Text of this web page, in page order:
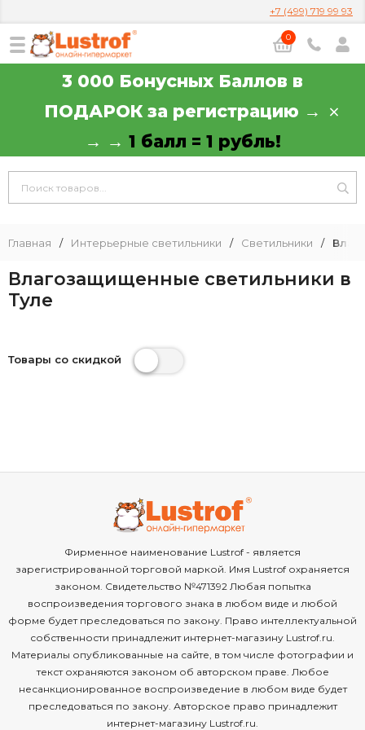
+7 (499) 719 99 93
0
3 000 Бонусных Баллов в
ПОДАРОК за регистрацию →
→ → 1 балл = 1 рубль!
Главная / Интерьерные светильники / Светильники /
Влагозащищенные светильники в
Туле
Товары со скидкой
Фирменное наименование Lustrof - является
зарегистрированной торговой маркой. Имя Lustrof охраняется
законом. Свидетельство №471392 Любая попытка
воспроизведения торгового знака в любом виде и любой
форме будет преследоваться по закону. Право интеллектуальной
собственности принадлежит интернет-магазину Lustrof.ru.
Материалы опубликованные на сайте, в том числе фотографии и
текст охраняются законом об авторском праве. Любое
несанкционированное воспроизведение в любом виде будет
преследоваться по закону. Авторское право принадлежит
интернет-магазину Lustrof.ru.